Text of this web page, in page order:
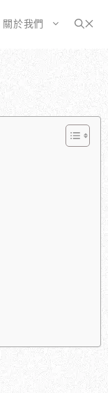
網站
哪些項目？
？
關於我們